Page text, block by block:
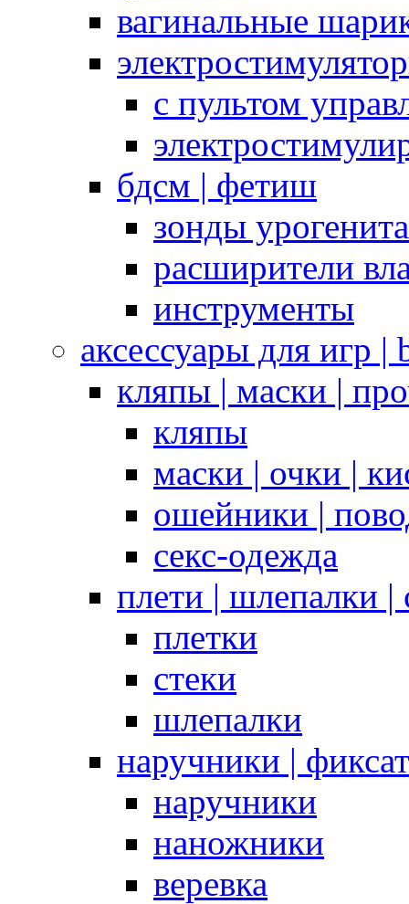
вагинальные
с пультом
бдсм | фетиш
зонды
расширители
инструменты
аксессуары для игр |
кляпы | маски |
кляпы
маски | очки |
ошейники |
секс-одежда
плети | шлепалки |
плетки
стеки
шлепалки
наручники |
наручники
наножники
веревка